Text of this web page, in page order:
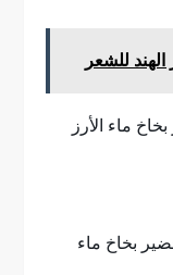
للشعر
ماء الأرز
بخاخ ماء